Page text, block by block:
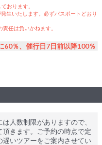
おります。
生いたします。必ずパスポートどおり
任は負いかねます。
60％、催行日7日前以降100％
人数制限がありますので、
きます。ご予約の時点で定
いツアーをご案内させてい